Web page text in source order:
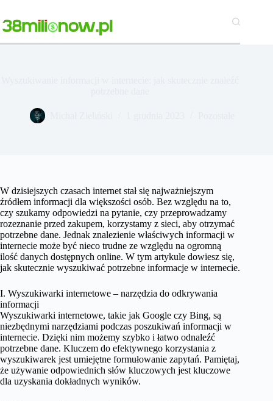
treści
W dzisiejszych czasach internet stał się najważniejszym
źródłem informacji dla większości osób. Bez względu na to,
czy szukamy odpowiedzi na pytanie, czy przeprowadzamy
rozeznanie przed zakupem, korzystamy z sieci, aby otrzymać
potrzebne dane. Jednak znalezienie właściwych informacji w
internecie może być nieco trudne ze względu na ogromną
ilość danych dostępnych online. W tym artykule dowiesz się,
jak skutecznie wyszukiwać potrzebne informacje w internecie.
I. Wyszukiwarki internetowe – narzędzia do odkrywania
informacji
Wyszukiwarki internetowe, takie jak Google czy Bing, są
niezbędnymi narzędziami podczas poszukiwań informacji w
internecie. Dzięki nim możemy szybko i łatwo odnaleźć
potrzebne dane. Kluczem do efektywnego korzystania z
wyszukiwarek jest umiejętne formułowanie zapytań. Pamiętaj,
że używanie odpowiednich słów kluczowych jest kluczowe
dla uzyskania dokładnych wyników.